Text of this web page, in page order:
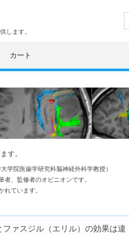
します。
カート
す。
学院医歯学研究科脳神経外科学教授）
、監修者のオピニオンです。
ています。
ァスジル（エリル）の効果は違